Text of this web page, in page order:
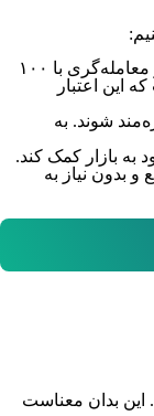
با استفاده از اعتبار معاملاتی، معامله‌گران می‌توانند با سرمایه بیشتری وارد بازار شوند و در صورت افزایش قیمت سهام، سود بیشتری کسب کنند. برای مثال، اگر معامله‌گری با ۱۰۰
باید توجه داشت که این اعتبار
شوند. به
به بازار کمک کند.
بدون نیاز به
این بدان معناست